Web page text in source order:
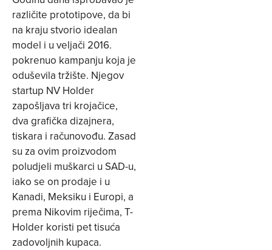
različite prototipove, da bi
na kraju stvorio idealan
model i u veljači 2016.
pokrenuo kampanju koja je
oduševila tržište. Njegov
startup NV Holder
zapošljava tri krojačice,
dva grafička dizajnera,
tiskara i računovođu. Zasad
su za ovim proizvodom
poludjeli muškarci u SAD-u,
iako se on prodaje i u
Kanadi, Meksiku i Europi, a
prema Nikovim riječima, T-
Holder koristi pet tisuća
zadovoljnih kupaca.